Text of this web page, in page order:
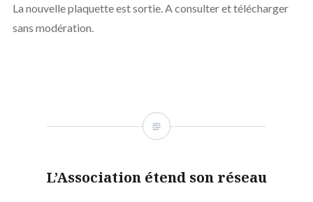
La nouvelle plaquette est sortie. A consulter et télécharger
sans modération.
L’Association étend son réseau